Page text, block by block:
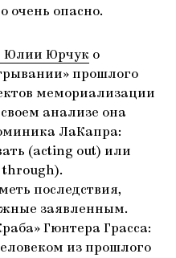
очень опасно.
Юлии Юрчук о
прошлого
мемориализации
анализе она
ЛаКапра:
(acting out) или
through).
последствия,
заявленным.
Гюнтера Грасса:
из прошлого